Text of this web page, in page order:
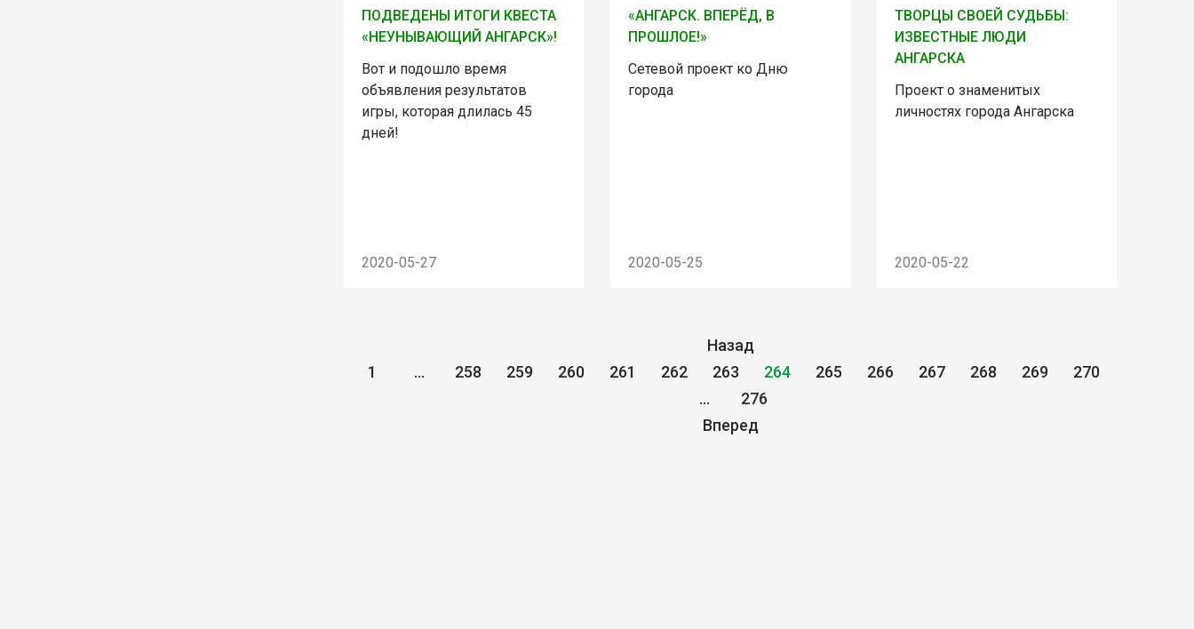
ПОДВЕДЕНЫ ИТОГИ КВЕСТА
«НЕУНЫВАЮЩИЙ АНГАРСК»!
Вот и подошло время
объявления результатов
игры, которая длилась 45
дней!
2020-05-27
«АНГАРСК. ВПЕРЁД, В
ПРОШЛОЕ!»
Сетевой проект ко Дню
города
2020-05-25
ТВОРЦЫ СВОЕЙ СУДЬБЫ:
ИЗВЕСТНЫЕ ЛЮДИ
АНГАРСКА
Проект о знаменитых
личностях города Ангарска
2020-05-22
Назад
1
... 258 259 260 261 262 263 264 265 266 267 268 269
270
...
276
Вперед